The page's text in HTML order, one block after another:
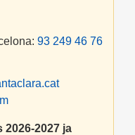
93 249 46 76
2027 ja